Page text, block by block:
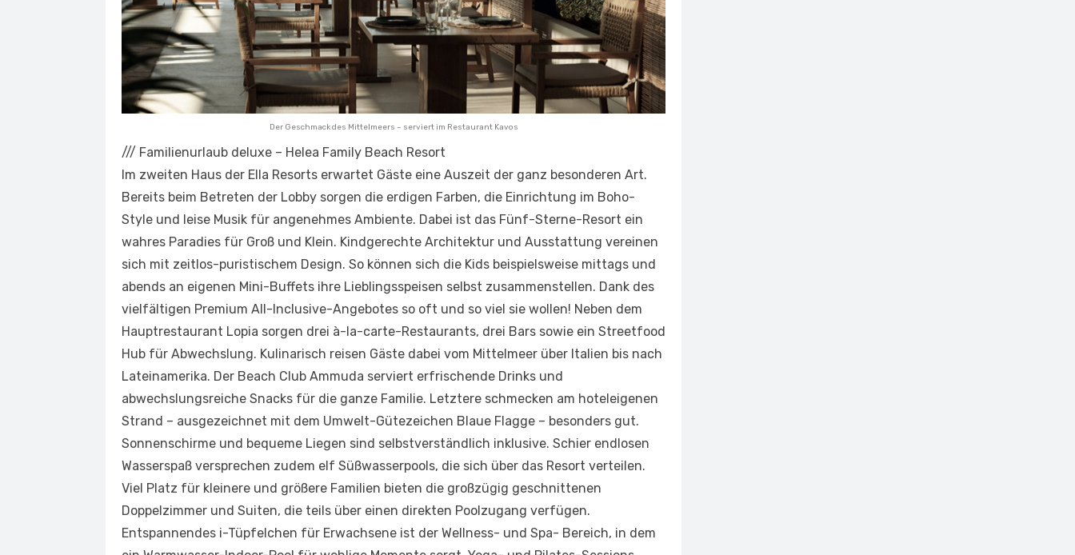
Der Geschmack des Mittelmeers – serviert im Restaurant Kavos
/// Familienurlaub deluxe – Helea Family Beach Resort
Im zweiten Haus der Ella Resorts erwartet Gäste eine Auszeit der ganz besonderen Art.
Bereits beim Betreten der Lobby sorgen die erdigen Farben, die Einrichtung im Boho-
Style und leise Musik für angenehmes Ambiente. Dabei ist das Fünf-Sterne-Resort ein
wahres Paradies für Groß und Klein. Kindgerechte Architektur und Ausstattung vereinen
sich mit zeitlos-puristischem Design. So können sich die Kids beispielsweise mittags und
abends an eigenen Mini-Buffets ihre Lieblingsspeisen selbst zusammenstellen. Dank des
vielfältigen Premium All-Inclusive-Angebotes so oft und so viel sie wollen! Neben dem
Hauptrestaurant Lopia sorgen drei à-la-carte-Restaurants, drei Bars sowie ein Streetfood
Hub für Abwechslung. Kulinarisch reisen Gäste dabei vom Mittelmeer über Italien bis nach
Lateinamerika. Der Beach Club Ammuda serviert erfrischende Drinks und
abwechslungsreiche Snacks für die ganze Familie. Letztere schmecken am hoteleigenen
Strand – ausgezeichnet mit dem Umwelt-Gütezeichen Blaue Flagge – besonders gut.
Sonnenschirme und bequeme Liegen sind selbstverständlich inklusive. Schier endlosen
Wasserspaß versprechen zudem elf Süßwasserpools, die sich über das Resort verteilen.
Viel Platz für kleinere und größere Familien bieten die großzügig geschnittenen
Doppelzimmer und Suiten, die teils über einen direkten Poolzugang verfügen.
Entspannendes i-Tüpfelchen für Erwachsene ist der Wellness- und Spa- Bereich, in dem